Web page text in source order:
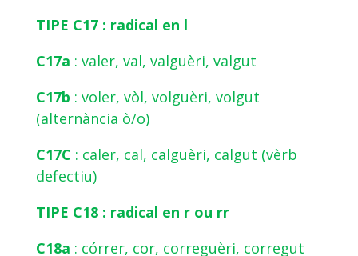
TIPE C17 : radical en l
C17a : valer, val, valguèri, valgut
C17b : voler, vòl, volguèri, volgut
(alternància ò/o)
C17C : caler, cal, calguèri, calgut (vèrb
defectiu)
TIPE C18 : radical en r ou rr
C18a : córrer, cor, correguèri, corregut